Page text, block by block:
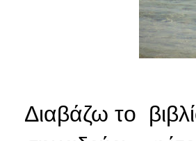
Διαβάζω το